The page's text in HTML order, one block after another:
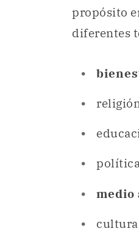
propósito
diferentes
medio